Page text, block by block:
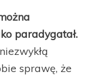
paradygatał.
sprawę, że